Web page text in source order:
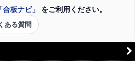
「合板ナビ」 をご利用ください。
ある質問